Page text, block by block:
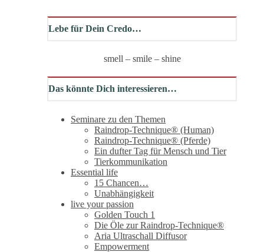
Lebe für Dein Credo…
smell – smile – shine
Das könnte Dich interessieren…
Seminare zu den Themen
Raindrop-Technique® (Human)
Raindrop-Technique® (Pferde)
Ein dufter Tag für Mensch und Tier
Tierkommunikation
Essential life
15 Chancen…
Unabhängigkeit
live your passion
Golden Touch 1
Die Öle zur Raindrop-Technique®
Aria Ultraschall Diffusor
Empowerment